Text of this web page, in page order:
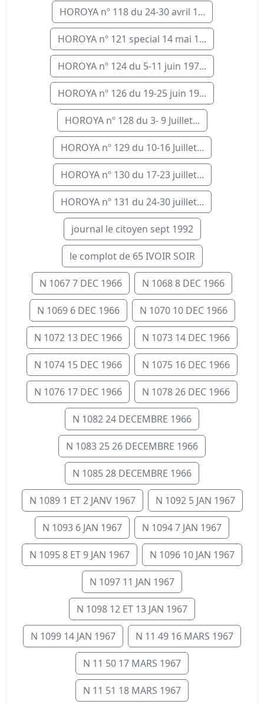
HOROYA nº 118 du 24-30 avril 1...
HOROYA nº 121 special 14 mai 1...
HOROYA nº 124 du 5-11 juin 197...
HOROYA nº 126 du 19-25 juin 19...
HOROYA nº 128 du 3- 9 Juillet...
HOROYA nº 129 du 10-16 Juillet...
HOROYA nº 130 du 17-23 juillet...
HOROYA nº 131 du 24-30 juillet...
journal le citoyen sept 1992
le complot de 65 IVOIR SOIR
N 1067 7 DEC 1966 N 1068 8 DEC 1966
N 1069 6 DEC 1966 N 1070 10 DEC 1966
N 1072 13 DEC 1966 N 1073 14 DEC 1966
N 1074 15 DEC 1966 N 1075 16 DEC 1966
N 1076 17 DEC 1966 N 1078 26 DEC 1966
N 1082 24 DECEMBRE 1966
N 1083 25 26 DECEMBRE 1966
N 1085 28 DECEMBRE 1966
N 1089 1 ET 2 JANV 1967 N 1092 5 JAN 1967
N 1093 6 JAN 1967 N 1094 7 JAN 1967
N 1095 8 ET 9 JAN 1967 N 1096 10 JAN 1967
N 1097 11 JAN 1967
N 1098 12 ET 13 JAN 1967
N 1099 14 JAN 1967 N 11 49 16 MARS 1967
N 11 50 17 MARS 1967
N 11 51 18 MARS 1967